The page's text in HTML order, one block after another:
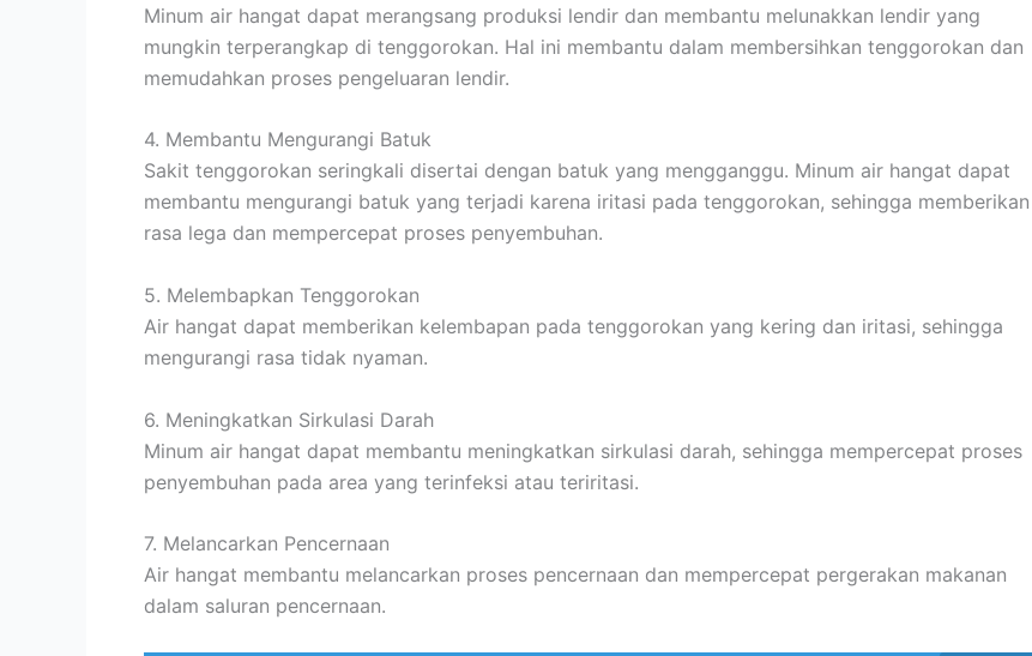
Minum air hangat dapat merangsang produksi lendir dan membantu melunakkan lendir yang
mungkin terperangkap di tenggorokan. Hal ini membantu dalam membersihkan tenggorokan dan
memudahkan proses pengeluaran lendir.
4. Membantu Mengurangi Batuk
Sakit tenggorokan seringkali disertai dengan batuk yang mengganggu. Minum air hangat dapat
membantu mengurangi batuk yang terjadi karena iritasi pada tenggorokan, sehingga memberikan
rasa lega dan mempercepat proses penyembuhan.
5. Melembapkan Tenggorokan
Air hangat dapat memberikan kelembapan pada tenggorokan yang kering dan iritasi, sehingga
mengurangi rasa tidak nyaman.
6. Meningkatkan Sirkulasi Darah
Minum air hangat dapat membantu meningkatkan sirkulasi darah, sehingga mempercepat proses
penyembuhan pada area yang terinfeksi atau teriritasi.
7. Melancarkan Pencernaan
Air hangat membantu melancarkan proses pencernaan dan mempercepat pergerakan makanan
dalam saluran pencernaan.